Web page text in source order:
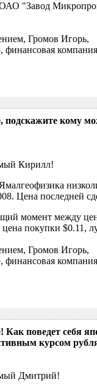
"Завод
Громов Игорь,
финансовая
подскажите кому
Кирилл!
Цена последней
момент между
покупки $0.11,
Громов Игорь,
финансовая
Как поведет себя
курсом
Дмитрий!